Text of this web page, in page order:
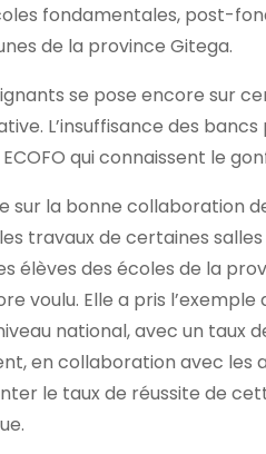
fondamentales, post-
de la province Gitega.
se pose encore sur
L’insuffisance des
qui connaissent le
sur la bonne collaboration
travaux de certaines
élèves des écoles de la
voulu. Elle a pris
national, avec un taux
en collaboration avec les
le taux de réussite de